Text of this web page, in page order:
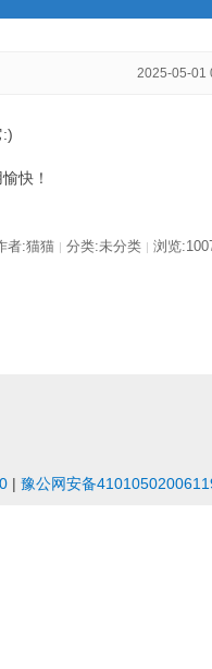
2025-05-01
:)
快！
者:猫猫 | 分类:未分类 | 浏览
| 豫公网安备